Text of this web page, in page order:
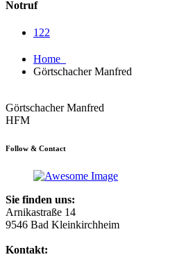
Notruf
122
Home
Görtschacher Manfred
Görtschacher Manfred
HFM
Follow & Contact
Sie finden uns:
Arnikastraße 14
9546 Bad Kleinkirchheim
Kontakt: